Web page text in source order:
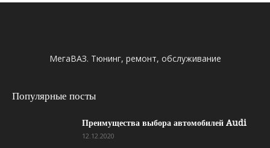
МегаВАЗ. Тюнинг, ремонт, обслуживание
Популярные посты
Преимущества выбора автомобилей Audi
12.12.2020